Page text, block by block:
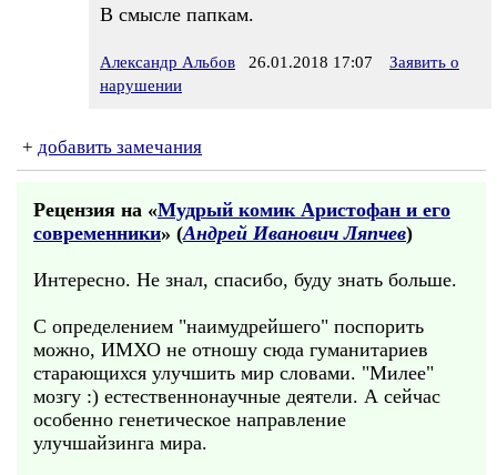
В смысле папкам.
Александр Альбов 26.01.2018 17:07
Заявить о
нарушении
+ добавить замечания
Рецензия на «Мудрый комик Аристофан и его
современники» (Андрей Иванович Ляпчев)
Интересно. Не знал, спасибо, буду знать больше.
С определением "наимудрейшего" поспорить
можно, ИМХО не отношу сюда гуманитариев
старающихся улучшить мир словами. "Милее"
мозгу :) естественнонаучные деятели. А сейчас
особенно генетическое направление
улучшайзинга мира.